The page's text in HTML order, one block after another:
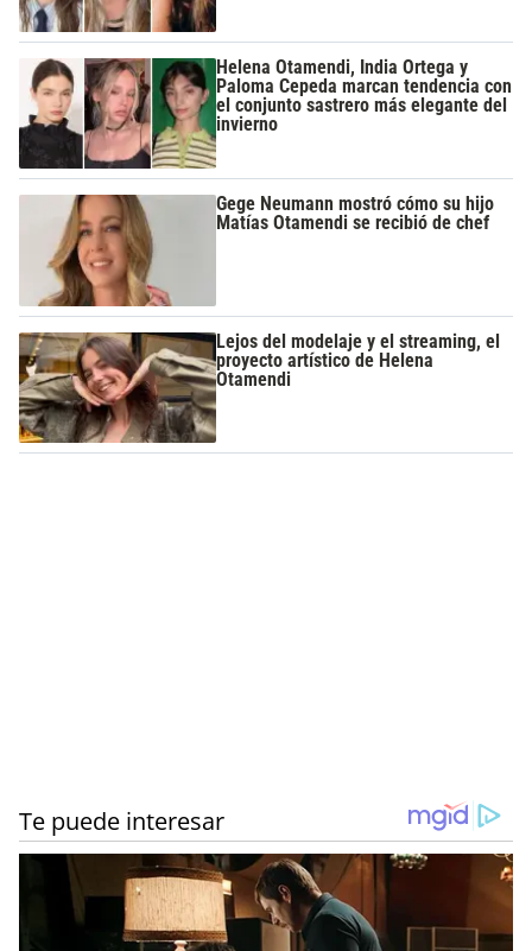
Helena Otamendi, India Ortega y
Paloma Cepeda marcan tendencia con
el conjunto sastrero más elegante del
invierno
Gege Neumann mostró cómo su hijo
Matías Otamendi se recibió de chef
Lejos del modelaje y el streaming, el
proyecto artístico de Helena
Otamendi